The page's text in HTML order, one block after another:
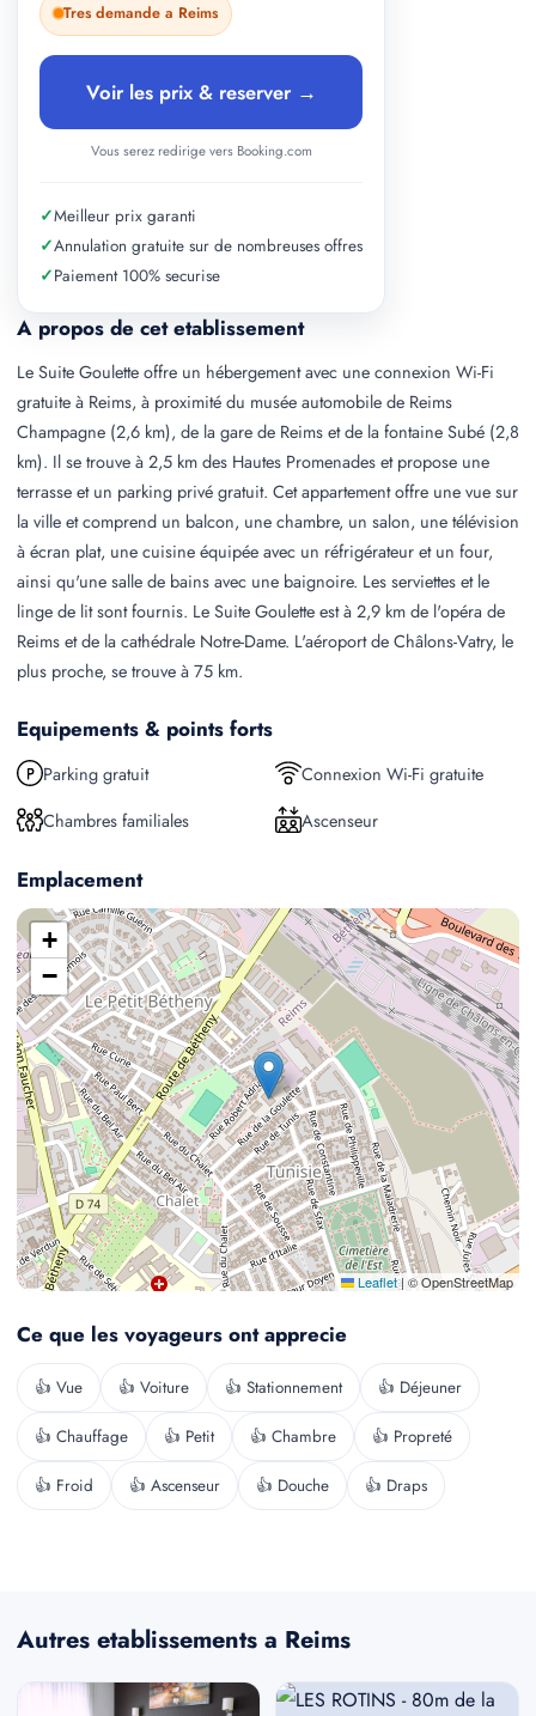
A propos de cet etablissement
Le Suite Goulette offre un hébergement avec une connexion Wi-Fi
gratuite à Reims, à proximité du musée automobile de Reims
Champagne (2,6 km), de la gare de Reims et de la fontaine Subé (2,8
km). Il se trouve à 2,5 km des Hautes Promenades et propose une
terrasse et un parking privé gratuit. Cet appartement offre une vue sur
la ville et comprend un balcon, une chambre, un salon, une télévision
à écran plat, une cuisine équipée avec un réfrigérateur et un four,
ainsi qu'une salle de bains avec une baignoire. Les serviettes et le
linge de lit sont fournis. Le Suite Goulette est à 2,9 km de l'opéra de
Reims et de la cathédrale Notre-Dame. L'aéroport de Châlons-Vatry, le
plus proche, se trouve à 75 km.
Equipements & points forts
Parking gratuit
Connexion Wi-Fi gratuite
Chambres familiales
Ascenseur
Emplacement
+
−
Leaflet| © OpenStreetMap
Ce que les voyageurs ont apprecie
👍 Vue 👍 Voiture 👍 Stationnement 👍 Déjeuner
👍 Chauffage 👍 Petit 👍 Chambre 👍 Propreté
👍 Froid 👍 Ascenseur 👍 Douche 👍 Draps
Tres demande a Reims
Voir les prix & reserver →
Vous serez redirige vers Booking.com
✓Meilleur prix garanti
✓Annulation gratuite sur de nombreuses offres
✓Paiement 100% securise
Autres etablissements a Reims